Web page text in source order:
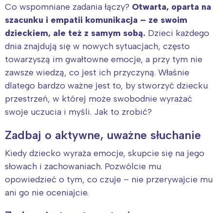
Co wspomniane zadania łączy? Otwarta, oparta na
szacunku i empatii komunikacja – ze swoim
dzieckiem, ale też z samym sobą. Dzieci każdego
dnia znajdują się w nowych sytuacjach, często
towarzyszą im gwałtowne emocje, a przy tym nie
zawsze wiedzą, co jest ich przyczyną. Właśnie
dlatego bardzo ważne jest to, by stworzyć dziecku
przestrzeń, w której może swobodnie wyrażać
swoje uczucia i myśli. Jak to zrobić?
Zadbaj o aktywne, uważne słuchanie
Kiedy dziecko wyraża emocje, skupcie się na jego
słowach i zachowaniach. Pozwólcie mu
opowiedzieć o tym, co czuje – nie przerywajcie mu
ani go nie oceniajcie.